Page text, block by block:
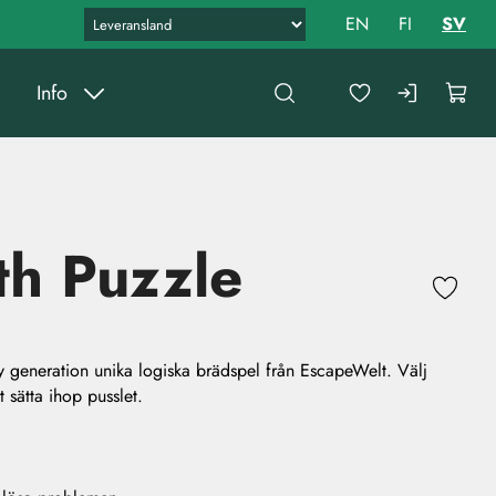
Info
EN FI SV
Puzzle
generation unika logiska brädspel från EscapeWelt. Välj
ihop pusslet.